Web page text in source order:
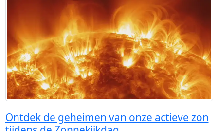
Ontdek de geheimen van onze actieve zon